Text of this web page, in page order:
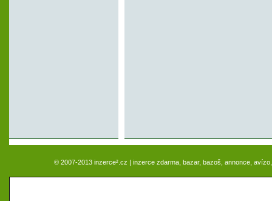
© 2007-2013 inzerce².cz | inzerce zdarma, bazar, bazoš, annonce,